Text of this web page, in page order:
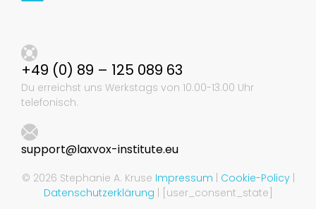
+49 (0) 89 – 125 089 63
Du erreichst uns Werkstags von 10.00-13.00 Uhr
telefonisch.
support@laxvox-institute.eu
© 2026 Stephanie A. Kruse Impressum Cookie-Policy|
Datenschutzerklärung | [user_consent_state]